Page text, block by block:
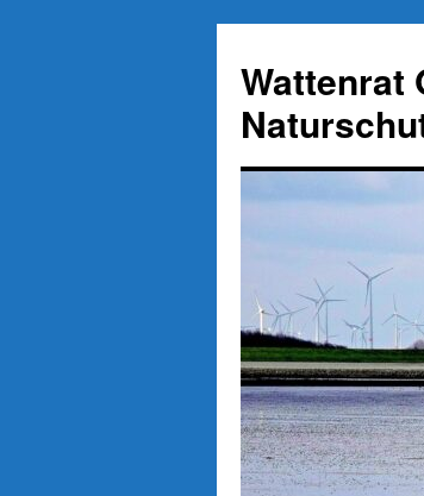
springen
Wattenrat